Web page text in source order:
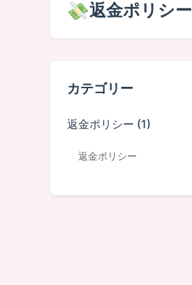
返金ポリシー
カテゴリー
返金ポリシー (1)
返金ポリシー